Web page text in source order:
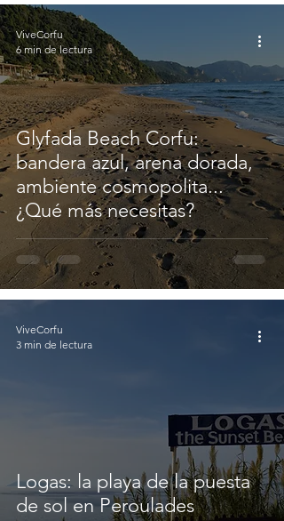
Glyfada Beach Corfu:
bandera azul, arena dorada,
ambiente cosmopolita...
¿Qué más necesitas?
ViveCorfu
6 min de lectura
Logas: la playa de la puesta
de sol en Peroulades
ViveCorfu
3 min de lectura